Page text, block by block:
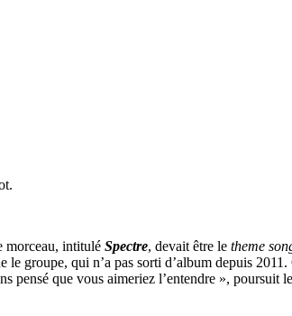
morceau, intitulé Spectre, devait être le theme
groupe, qui n’a pas sorti d’album depuis 2011.
pensé que vous aimeriez l’entendre », poursuit